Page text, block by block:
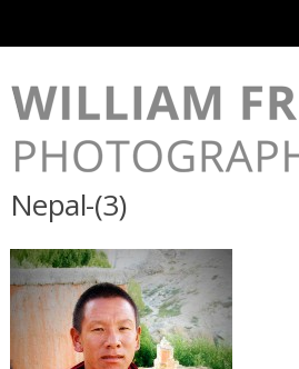
Nepal-(3)